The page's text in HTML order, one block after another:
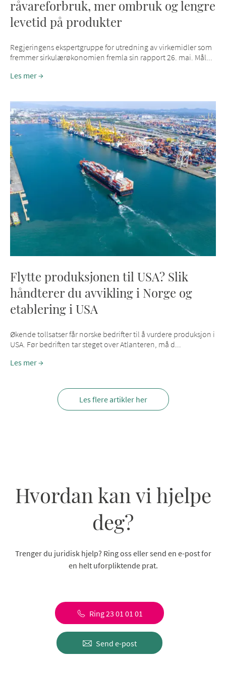
råvareforbruk, mer ombruk og lengre
levetid på produkter
Regjeringens ekspertgruppe for utredning av virkemidler som
fremmer sirkulærøkonomien fremla sin rapport 26. mai. Mål...
Les mer
Flytte produksjonen til USA? Slik
håndterer du avvikling i Norge og
etablering i USA
Økende tollsatser får norske bedrifter til å vurdere produksjon i
USA. Før bedriften tar steget over Atlanteren, må d...
Les mer
Les flere artikler her
Hvordan kan vi hjelpe
deg?
Trenger du juridisk hjelp? Ring oss eller send en e-post for
en helt uforpliktende prat.
Ring 23 01 01 01
Send e-post